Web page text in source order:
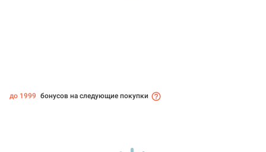
до 1999 бонусов на следующие покупки